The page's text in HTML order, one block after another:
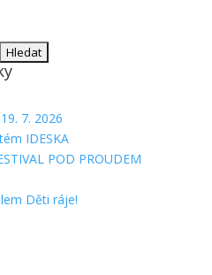
7. 2026
IDESKA
POD PROUDEM
Děti ráje!